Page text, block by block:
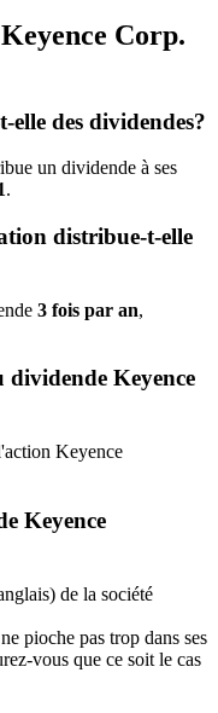
Corp.
des dividendes?
un dividende à ses
.
distribue-t-elle
3 fois par an,
dividende Keyence
Keyence
Keyence
de la société
pioche pas trop dans ses
vous que ce soit le cas